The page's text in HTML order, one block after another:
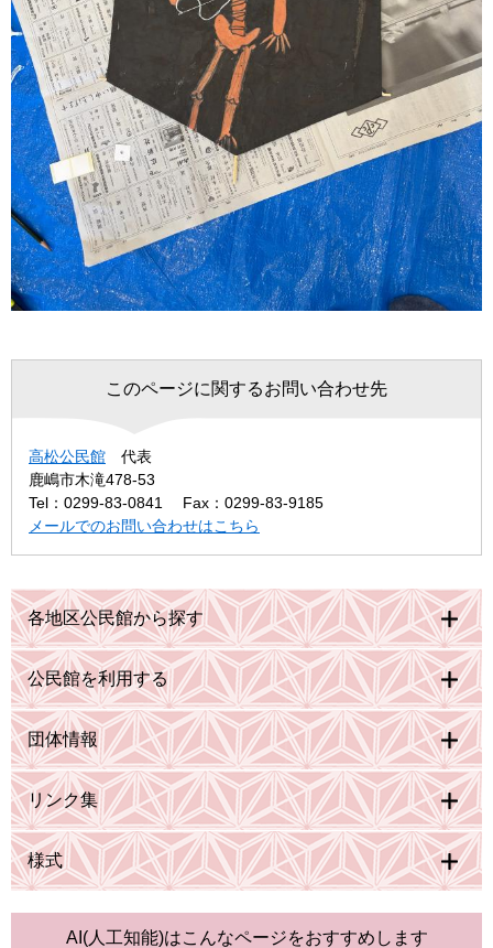
このページに関するお問い合わせ先
高松公民館
代表
鹿嶋市木滝478-53
Tel：0299-83-0841
Fax：0299-83-9185
メールでのお問い合わせはこちら
各地区公民館から探す
公民館を利用する
団体情報
リンク集
様式
AI(人工知能)はこんなページをおすすめします